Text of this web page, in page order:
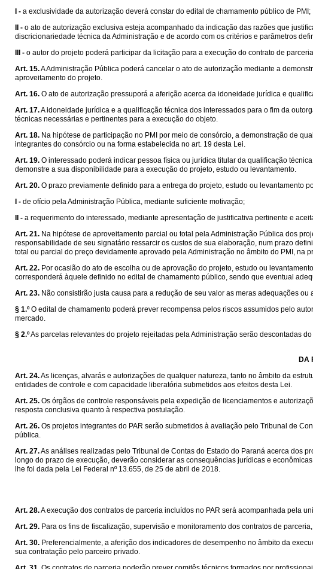
I - a exclusividade da autorização deverá constar do edital de chamamento público de PMI;
II - o ato de autorização exclusiva esteja acompanhado da indicação das razões que
discricionariedade técnica da Administração e de acordo com os critérios e parâmetros
III - o autor do projeto poderá participar da licitação para a execução do contrato de
Art. 15.A Administração Pública poderá cancelar o ato de autorização mediante a
aproveitamento do projeto.
Art. 16. O ato de autorização pressuporá a aferição acerca da idoneidade jurídica e
Art. 17.A idoneidade jurídica e a qualificação técnica dos interessados para o fim da
técnicas necessárias e pertinentes para a execução do objeto.
Art. 18. Na hipótese de participação no PMI por meio de consórcio, a demonstração de
integrantes do consórcio ou na forma estabelecida no art. 19 desta Lei.
Art. 19. O interessado poderá indicar pessoa física ou jurídica titular da qualificação
demonstre a sua disponibilidade para a execução do projeto, estudo ou levantamento.
Art. 20. O prazo previamente definido para a entrega do projeto, estudo ou levantamento
I - de ofício pela Administração Pública, mediante suficiente motivação;
II - a requerimento do interessado, mediante apresentação de justificativa pertinente e
Art. 21. Na hipótese de aproveitamento parcial ou total pela Administração Pública dos
responsabilidade de seu signatário ressarcir os custos de sua elaboração, num prazo
total ou parcial do preço devidamente aprovado pela Administração no âmbito do PMI, na
Art. 22. Por ocasião do ato de escolha ou de aprovação do projeto, estudo ou
corresponderá àquele definido no edital de chamamento público, sendo que eventual
Art. 23. Não consistirão justa causa para a redução de seu valor as meras adequações
§ 1.º O edital de chamamento poderá prever recompensa pelos riscos assumidos pelo
mercado.
§ 2.ºAs parcelas relevantes do projeto rejeitadas pela Administração serão descontadas
DA
Art. 24.As licenças, alvarás e autorizações de qualquer natureza, tanto no âmbito da
entidades de controle e com capacidade liberatória submetidos aos efeitos desta Lei.
Art. 25. Os órgãos de controle responsáveis pela expedição de licenciamentos e
resposta conclusiva quanto à respectiva postulação.
Art. 26. Os projetos integrantes do PAR serão submetidos à avaliação pelo Tribunal de
pública.
Art. 27.As análises realizadas pelo Tribunal de Contas do Estado do Paraná acerca dos
longo do prazo de execução, deverão considerar as consequências jurídicas e
lhe foi dada pela Lei Federal nº 13.655, de 25 de abril de 2018.
Art. 28.A execução dos contratos de parceria incluídos no PAR será acompanhada pela
Art. 29. Para os fins de fiscalização, supervisão e monitoramento dos contratos de
Art. 30. Preferencialmente, a aferição dos indicadores de desempenho no âmbito da
sua contratação pelo parceiro privado.